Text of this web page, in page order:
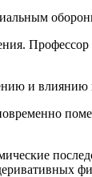
Профессор
и